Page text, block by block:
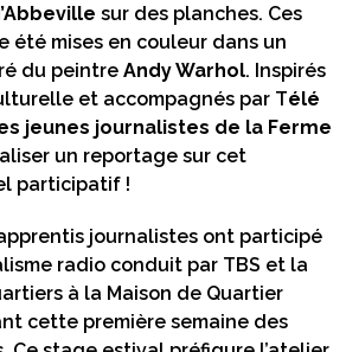
sur des planches. Ces
été mises en couleur dans un
du peintre Andy Warhol. Inspirés
et accompagnés par Télé
jeunes journalistes de la Ferme
un reportage sur cet
participatif !
journalistes ont participé
radio conduit par TBS et la
à la Maison de Quartier
cette première semaine des